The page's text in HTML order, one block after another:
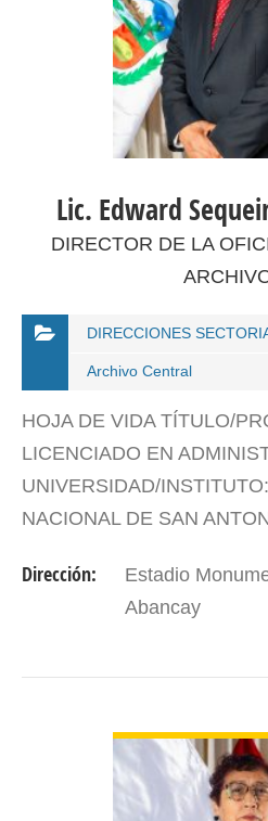
Lic. Edward
DIRECTOR DE LA
DIRECCIONES
Archivo Central
HOJA DE VIDA TÍTULO/
LICENCIADO EN
UNIVERSIDAD/
NACIONAL DE SAN
DE GESTIÓN: 2023-2026
Dirección:
Estadio
Abancay